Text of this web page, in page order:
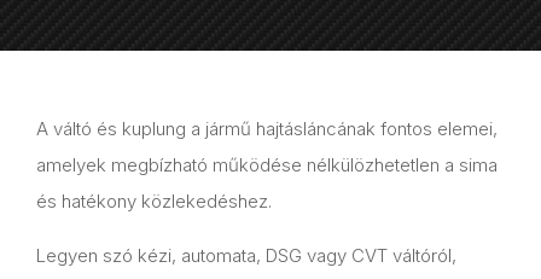
A váltó és kuplung a jármű hajtásláncának fontos elemei,
amelyek megbízható működése nélkülözhetetlen a sima
és hatékony közlekedéshez.
Legyen szó kézi, automata, DSG vagy CVT váltóról,